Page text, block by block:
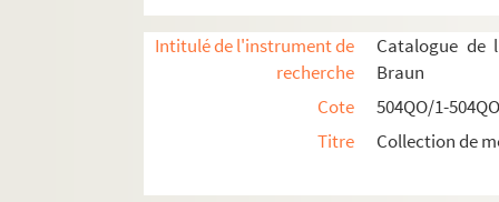
Intitulé de l'instrument de
recherche
Catalogue de
Braun
Cote
504QO/1-
Titre
Collection de
Réceptions et voyages présidentiels
Voyages étrangers en France
504QO/14. Shah de Perse, escadre
504QO/15. Souverains espagnols, roi